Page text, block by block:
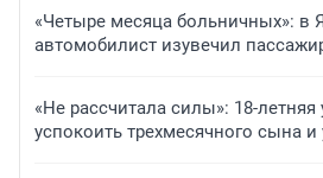
«Четыре месяца больничных»: в
автомобилист изувечил
«Не рассчитала силы»: 18-
успокоить трехмесячного сына и